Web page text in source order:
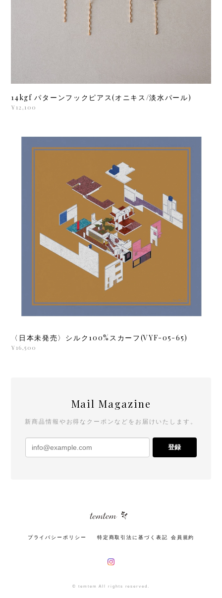
14kgf パターンフックピアス(オニキス/淡水パール)
¥12,100
〈日本未発売〉シルク100%スカーフ(VYF-05-65)
¥16,500
Mail Magazine
新商品情報やお得なクーポンなどをお届けいたします。
登録
プライバシーポリシー 特定商取引法に基づく表記 会員規約
© temtem All rights reserved.